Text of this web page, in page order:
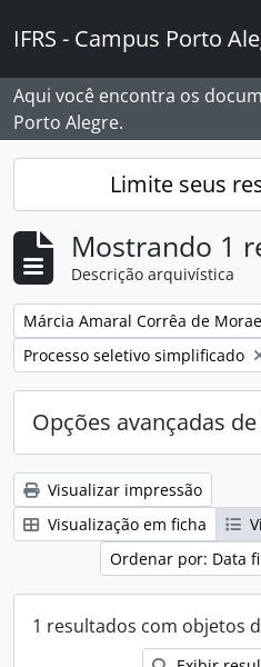
IFRS - Campus Porto
Aqui você encontra os
Porto Alegre.
Limite seus
Mostrando 1
Descrição arquivística
Remover filtro:
Márcia Amaral Corrêa de
Remover filtro:
Processo seletivo simplificado
Opções avançadas
Visualizar impressão
Visualização em ficha
Ordenar por: Data
1 resultados com objetos